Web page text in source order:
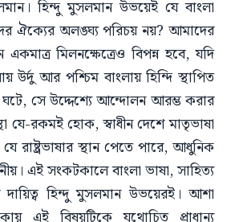
হিন্দু মুসলমান উভয়েই যে বাংলা
ঐক্যের অলঙ্ঘ্য পরিচয় নয়? আমাদের
মিলনক্ষেত্রেও বিপন্ন হবে, যদি
উর্দু আর পশ্চিম বাংলায় হিন্দি স্থাপিত
ঘটে, সে উদ্দেশ্যে আন্দোলন আরম্ভ করার
যে-রকমই হোক, স্বাধীন দেশে মাতৃভাষা
রাষ্ট্রভাষার স্থান পেতে পারে, আধুনিক
এই সংকটকালে বাংলা ভাষা, সাহিত্য
দায়িত্ব হিন্দু মুসলমান উভয়েরই। আশা